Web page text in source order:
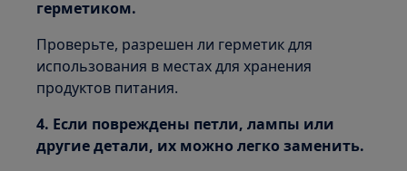
герметиком.
Проверьте, разрешен ли герметик для
использования в местах для хранения
продуктов питания.
4. Если повреждены петли, лампы или
другие детали, их можно легко заменить.